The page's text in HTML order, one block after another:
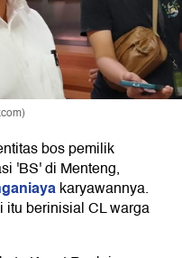
bos pemilik
'BS' di Menteng,
karyawannya.
itu berinisial CL warga